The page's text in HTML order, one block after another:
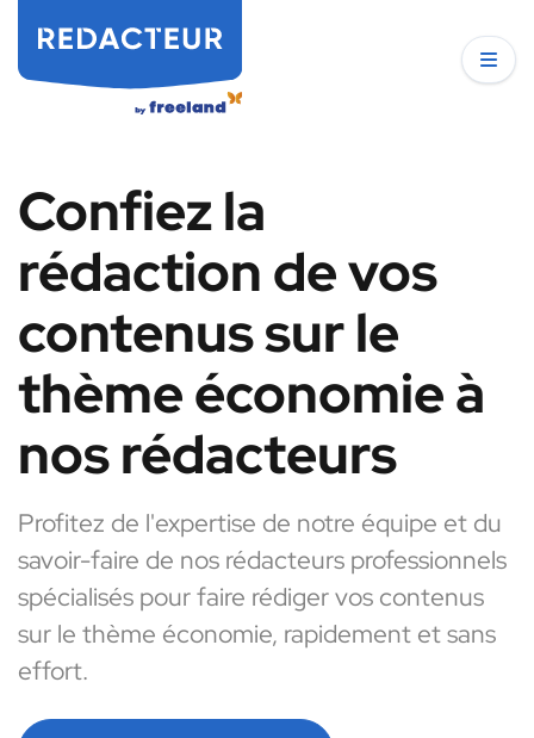
Confiez la
rédaction de vos
contenus sur le
thème économie à
nos rédacteurs
Profitez de l'expertise de notre équipe et du
savoir-faire de nos rédacteurs professionnels
spécialisés pour faire rédiger vos contenus
sur le thème économie, rapidement et sans
effort.